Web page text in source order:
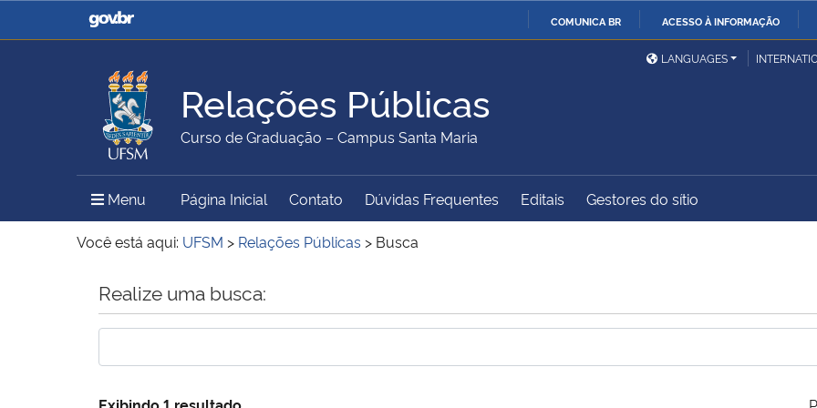
COMUNICA BR ACESSO À INFORMAÇÃO
Casa Civil
Ministério da Justiça e
Ministério da Defesa
Ministério das Relações
Exteriores
Ministério da Agricultura,
Pecuária e Abastecimento
Ministério da Educação Ministério da Cidadania
Ministério do Meio Ambiente Ministério do Turismo
Ministério do
Controladoria-Geral da
LANGUAGES
Relações Públicas
Curso de Graduação – Campus Santa Maria
Menu Menu Principal do Sítio
Página Inicial Contato Dúvidas Frequentes Editais Gestores do sítio
Você está aqui: UFSM > Relações Públicas > Busca
Início do conteúdo
Realize uma busca:
Exibindo 1 resultado